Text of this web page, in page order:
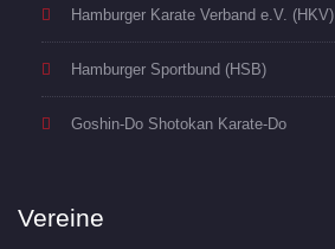
Hamburger Karate Verband e.V. (HKV)
Hamburger Sportbund (HSB)
Goshin-Do Shotokan Karate-Do
Vereine